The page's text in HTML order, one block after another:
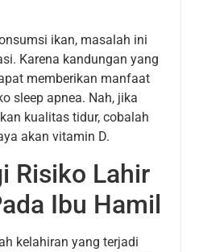
ikan, masalah ini
Karena kandungan yang
memberikan manfaat
sleep apnea. Nah, jika
kualitas tidur, cobalah
akan vitamin D.
Risiko Lahir
Ibu Hamil
kelahiran yang terjadi